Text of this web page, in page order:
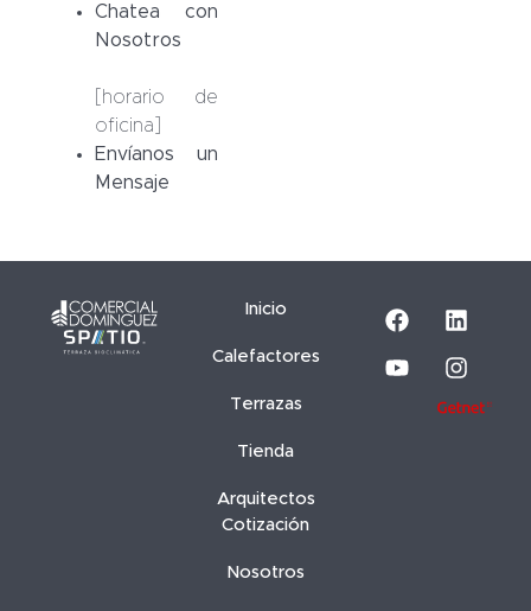
Chatea con
Nosotros
[horario de
oficina]
Envíanos un
Mensaje
Inicio
Calefactores
Terrazas
Tienda
Arquitectos
Cotización
Nosotros